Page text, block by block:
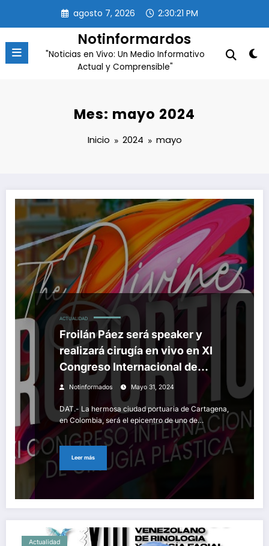
contenido
agosto 7, 2026 2:30:22 PM
Notinformardos
"Noticias en Vivo: Un Medio Informativo
Actual y Comprensible"
Mes: mayo 2024
Inicio 2024 mayo
ACTUALIDAD
Froilán Páez será speaker y
realizará cirugía en vivo en XI
Congreso Internacional de
Cirugía Plástica ‘The Divine
Proportion’ en Cartagena
Notinformados Mayo 31, 2024
DAT.- La hermosa ciudad portuaria de Cartagena,
en Colombia, será el epicentro de uno de…
Leer más
Actualidad